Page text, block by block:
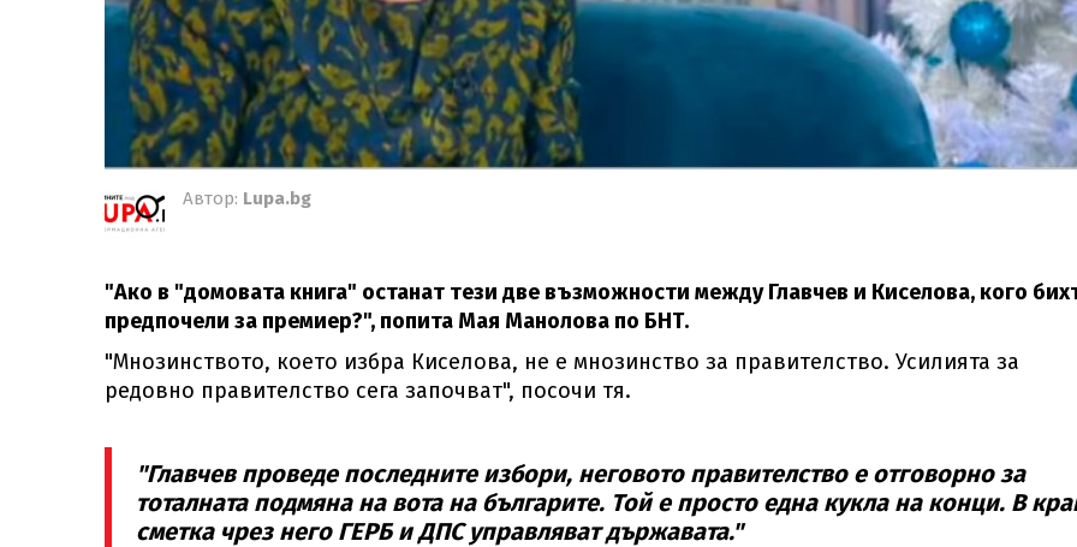
Автор: Lupa.bg
"Ако в "домовата книга" останaт тези две възможности между Главчев и Киселова, кого
предпочели за премиер?", попита Мая Манолова по БНТ.
"Мнозинството, което избра Киселова, не е мнозинство за правителство. Усилията за
редовно правителство сега започват", посочи тя.
"Главчев проведе последните избори, неговото правителство е отговорно за
тоталната подмяна на вота на българите. Той е просто една кукла на конци. В
сметка чрез него ГЕРБ и ДПС управляват държавата."